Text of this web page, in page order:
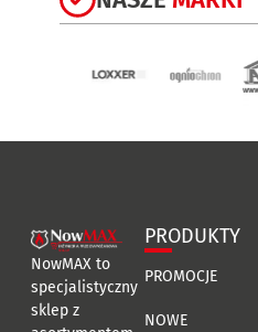
NowMAX to
specjalistyczny
sklep z
PRODUKTY
PROMOCJE
NOWE